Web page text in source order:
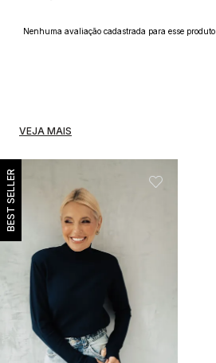
Nenhuma avaliação cadastrada para esse produto.
VEJA MAIS
BEST SELLER